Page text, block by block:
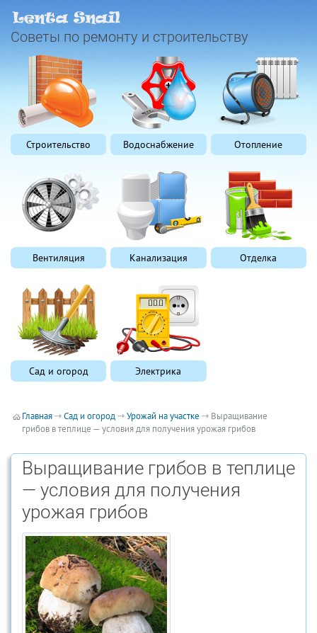
Советы по ремонту и строительству
Строительство Водоснабжение Отопление
Вентиляция Канализация Отделка
Сад и огород Электрика
Главная Сад и огород Урожай на участке
Выращивание
грибов в теплице — условия для получения урожая грибов
Выращивание грибов в теплице
— условия для получения
урожая грибов